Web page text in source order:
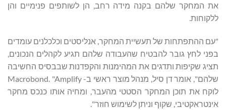
את המחקר שלהם בקנה מידה רחב, הן לשותפים פנימיים והן
ללקוחות.
"עם ההתפתחות של תעשיית המחקר, אנליסטים וכלכלנים עומדים
בפני לחץ גובר להבטיח שהעבודה שלהם תגיע לקהלים הנכונים,
תציג שקיפות ותדגים את המהימנות והקפדנות שבבסיס החשיבה
שלהם", אומר דן סיל, מנהל מוצר ראשי ב- Macrobond. "Amplify
לוקח את תוכן המחקר הסטטי מהעבר, ומחיה אותו כנכס מחקר
אינטראקטיבי, שקוף וניתן לשימוש חוזר".